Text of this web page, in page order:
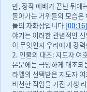
만, 정작 예배가 끝난 뒤에
돌아가는 거위들의 모습은
들의 자화상입니다 [00:16]
야기는 이러한 관념적인
이 무엇인지 우리에게 강
2. 인물의 대조: 지도자 여
본문에는 극명하게 대조되
라엘의 선택받은 지도자
비천한 직업을 가진 기생